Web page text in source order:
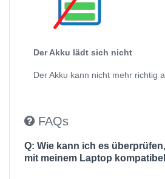
Der Akku lädt sich nicht
Der Akku kann nicht mehr richtig
FAQs
Q: Wie kann ich es
mit meinem Laptop